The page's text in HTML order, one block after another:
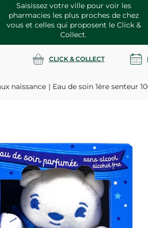
Saisissez votre ville pour voir les
pharmacies les plus proches de chez
vous et celles qui proposent le Click &
Collect.
RSE
NOS SERVICES
SANTÉ
CLICK & COLLECT
naissance Eau de soin 1ère senteur